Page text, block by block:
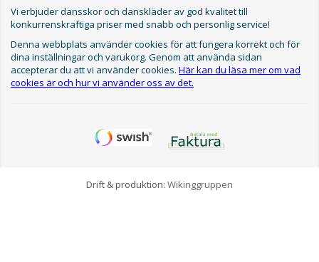
Vi erbjuder dansskor och danskläder av god kvalitet till
konkurrenskraftiga priser med snabb och personlig service!
Denna webbplats använder cookies för att fungera korrekt och för
dina inställningar och varukorg. Genom att använda sidan
accepterar du att vi använder cookies. Här kan du läsa mer om vad
cookies är och hur vi använder oss av det.
Drift & produktion: Wikinggruppen